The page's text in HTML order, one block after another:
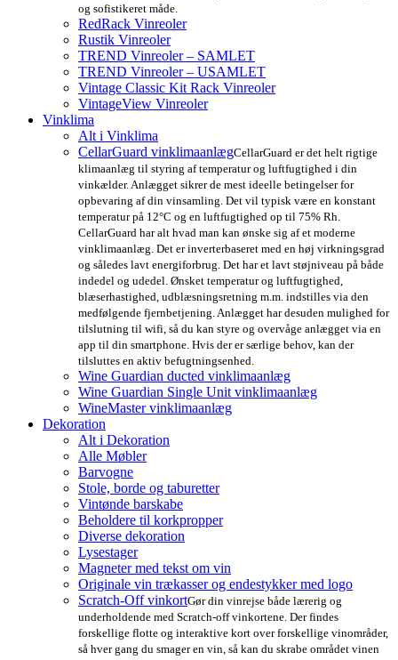
og sofistikeret måde.
RedRack Vinreoler
Rustik Vinreoler
TREND Vinreoler – SAMLET
TREND Vinreoler – USAMLET
Vintage Classic Kit Rack Vinreoler
VintageView Vinreoler
Vinklima
Alt i Vinklima
CellarGuard vinklimaanlægCellarGuard er det helt rigtige
klimaanlæg til styring af temperatur og luftfugtighed i din
vinkælder. Anlægget sikrer de mest ideelle betingelser for
opbevaring af din vinsamling. Det vil typisk være en konstant
temperatur på 12°C og en luftfugtighed op til 75% Rh.
CellarGuard har alt hvad man kan ønske sig af et moderne
vinklimaanlæg. Det er inverterbaseret med en høj virkningsgrad
og således lavt energiforbrug. Det har et lavt støjniveau på både
indedel og udedel. Ønsket temperatur og luftfugtighed,
blæserhastighed, udblæsningsretning m.m. indstilles via den
medfølgende fjernbetjening. Anlægget har desuden mulighed for
tilslutning til wifi, så du kan styre og overvåge anlægget via en
app til din smartphone. Hvis der er særlige behov, kan der
tilsluttes en aktiv befugtningsenhed.
Wine Guardian ducted vinklimaanlæg
Wine Guardian Single Unit vinklimaanlæg
WineMaster vinklimaanlæg
Dekoration
Alt i Dekoration
Alle Møbler
Barvogne
Stole, borde og taburetter
Vintønde barskabe
Beholdere til korkpropper
Diverse dekoration
Lysestager
Magneter med tekst om vin
Originale vin trækasser og endestykker med logo
Scratch-Off vinkortGør din vinrejse både lærerig og
underholdende med Scratch-off vinkortene. Der findes
forskellige flotte og interaktive kort over forskellige vinområder,
så hver gang du smager en vin, så kan du skrabe området vinen